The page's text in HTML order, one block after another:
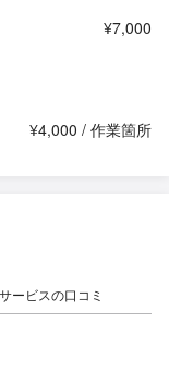
¥7,000
¥4,000 / 作業箇所
ービスの口コミ